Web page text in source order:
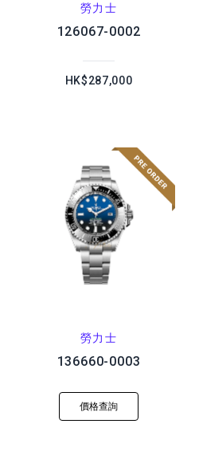
勞力士
126067-0002
HK$287,000
勞力士
136660-0003
價格查詢